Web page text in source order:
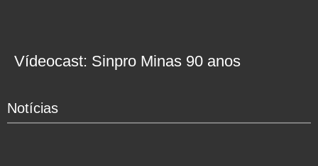
Vídeocast: Sinpro Minas 90 anos
Notícias